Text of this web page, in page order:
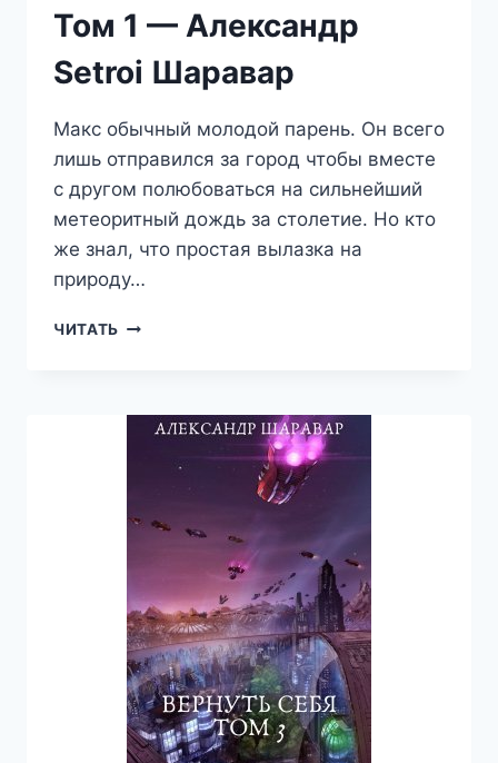
Том 1 — Александр
Setroi Шаравар
Макс обычный молодой парень. Он всего
лишь отправился за город чтобы вместе
с другом полюбоваться на сильнейший
метеоритный дождь за столетие. Но кто
же знал, что простая вылазка на
природу…
ЧИТАТЬ ВЫЖИТЬ
1
АЛЕКСАНДР